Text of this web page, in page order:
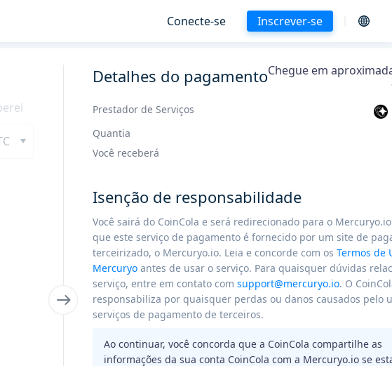
Conecte-se Inscrever-se
Detalhes do pagamentoChegue em
Prestador de Serviços
Quantia
Você receberá
Isenção de responsabilidade
Você sairá do CoinCola e será redirecionado para o
que este serviço de pagamento é fornecido por um site de
terceirizado, o Mercuryo.io. Leia e concorde com osTermos de
Mercuryo antes de usar o serviço. Para quaisquer dúvidas
serviço, entre em contato comsupport@mercuryo.io. O
responsabiliza por quaisquer perdas ou danos causados ​​pelo
serviços de pagamento de terceiros.
Ao continuar, você concorda que a CoinCola compartilhe as
informações da sua conta CoinCola com a Mercuryo.io se